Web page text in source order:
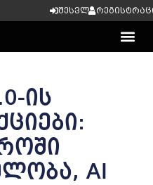
შესვლა
ის
AI